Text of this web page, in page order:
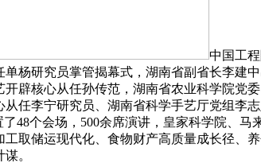
中国工
杨研究员掌管揭幕式，湖南省副省长李
辟核心从任孙传范，湖南省农业科学院党
任李宁研究员、湖南省科学手艺厅党组李
48个会场，500余席演讲，皇家科学院、
取储运现代化、食物财产高质量成长径、
。